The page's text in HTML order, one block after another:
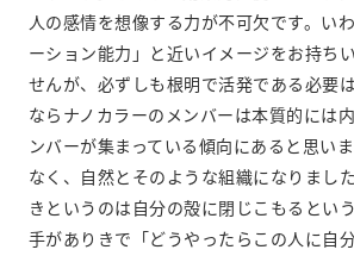
人の感情を想像する力が不可欠です。い
ーション能力」と近いイメージをお持ち
せんが、必ずしも根明で活発である必要
ならナノカラーのメンバーは本質的には
ンバーが集まっている傾向にあると思い
なく、自然とそのような組織になりまし
きというのは自分の殻に閉じこもるとい
手がありきで「どうやったらこの人に自